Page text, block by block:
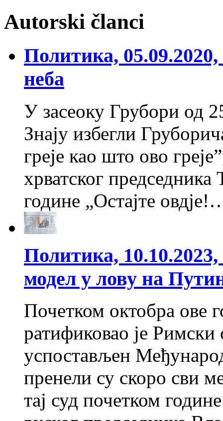
Autorski članci
Политика,
неба
У засеоку Грубори од
Знају избегли
греје као што ово
хрватског
године „Остајте
Политика,
модел у лову на
Почетком октобра ове
ратификовао је Римски
успостављен
пренели су скоро сви
тај суд почетком